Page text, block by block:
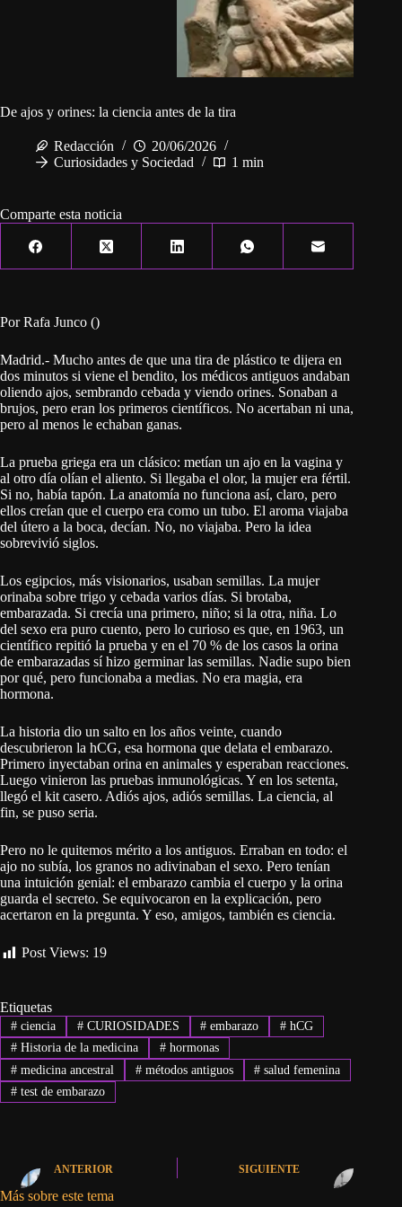
De ajos y orines: la ciencia antes de la tira
Redacción
20/06/2026
Curiosidades y Sociedad
1 min
Comparte esta noticia
Por Rafa Junco ()
Madrid.- Mucho antes de que una tira de plástico te dijera en
dos minutos si viene el bendito, los médicos antiguos andaban
oliendo ajos, sembrando cebada y viendo orines. Sonaban a
brujos, pero eran los primeros científicos. No acertaban ni una,
pero al menos le echaban ganas.
La prueba griega era un clásico: metían un ajo en la vagina y
al otro día olían el aliento. Si llegaba el olor, la mujer era fértil.
Si no, había tapón. La anatomía no funciona así, claro, pero
ellos creían que el cuerpo era como un tubo. El aroma viajaba
del útero a la boca, decían. No, no viajaba. Pero la idea
sobrevivió siglos.
Los egipcios, más visionarios, usaban semillas. La mujer
orinaba sobre trigo y cebada varios días. Si brotaba,
embarazada. Si crecía una primero, niño; si la otra, niña. Lo
del sexo era puro cuento, pero lo curioso es que, en 1963, un
científico repitió la prueba y en el 70 % de los casos la orina
de embarazadas sí hizo germinar las semillas. Nadie supo bien
por qué, pero funcionaba a medias. No era magia, era
hormona.
La historia dio un salto en los años veinte, cuando
descubrieron la hCG, esa hormona que delata el embarazo.
Primero inyectaban orina en animales y esperaban reacciones.
Luego vinieron las pruebas inmunológicas. Y en los setenta,
llegó el kit casero. Adiós ajos, adiós semillas. La ciencia, al
fin, se puso seria.
Pero no le quitemos mérito a los antiguos. Erraban en todo: el
ajo no subía, los granos no adivinaban el sexo. Pero tenían
una intuición genial: el embarazo cambia el cuerpo y la orina
guarda el secreto. Se equivocaron en la explicación, pero
acertaron en la pregunta. Y eso, amigos, también es ciencia.
Post Views: 19
Etiquetas
#ciencia #CURIOSIDADES # embarazo # hCG
#Historia de la medicina #hormonas
#medicina ancestral #métodos antiguos # salud femenina
#test de embarazo
ANTERIOR SIGUIENTE
Más sobre este tema